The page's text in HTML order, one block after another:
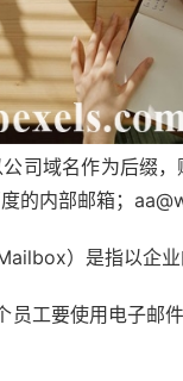
司域名作为后缀
的内部邮箱；
）是指以企业
员工要使用电子邮